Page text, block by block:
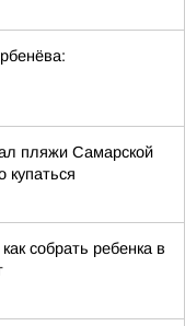
пляжи Самарской
купаться
собрать ребенка в